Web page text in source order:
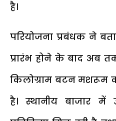
है।
परियोजना प्रबंधक ने
प्रारंभ होने के बाद अब
किलोग्राम बटन मशरूम
है। स्थानीय बाजार में